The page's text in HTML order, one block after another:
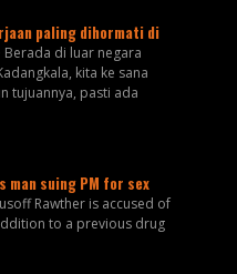
paling dihormati di
Berada di luar negara
kita ke sana
tujuannya, pasti ada
man suing PM for sex
Rawther is accused of
to a previous drug